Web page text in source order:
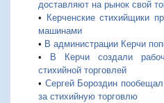
доставляют на рынок свой
• Керченские стихийщики
машинами
• В администрации Керчи
• В Керчи создали
стихийной торговлей
• Сергей Бороздин
за стихийную торговлю